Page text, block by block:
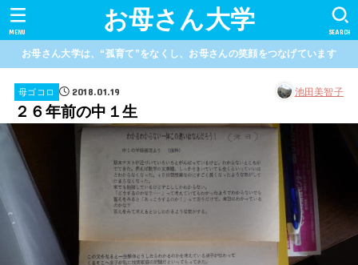
お母さん大学 SEARCH
MENU
お母さん大学は、“孤育て”をなくし、お母さんの笑顔をつなげています
母ゴコロ 2018.01.19 池田美智子
２６年前の中１生